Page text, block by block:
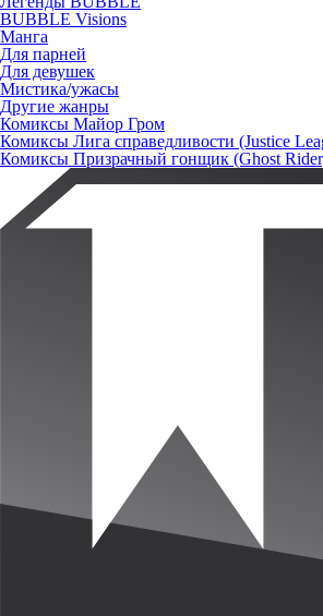
BUBBLE Visions
Манга
Для парней
Для девушек
Мистика/ужасы
Другие жанры
Комиксы Майор Гром
Комиксы Лига справедливости (Justice
Комиксы Призрачный гонщик (Ghost